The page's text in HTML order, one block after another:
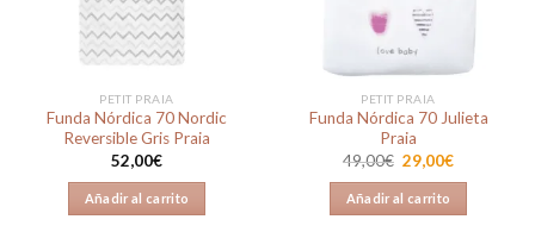
PETIT PRAIA
Funda Nórdica 70 Nordic
Reversible Gris Praia
52,00€
Añadir al carrito
PETIT PRAIA
Funda Nórdica 70 Julieta
Praia
49,00€ El
precio
original
era:
49,00€.
29,00€El
29,00€.
Añadir al carrito